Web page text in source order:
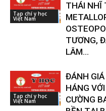
Tạp chí y học
Việt Nam
THÁI NHĨ
TƯƠNG,
LÂM...
Tạp chí y học
Việt Nam
ĐÁNH GIÁ
HÁNG
CƯỜNG